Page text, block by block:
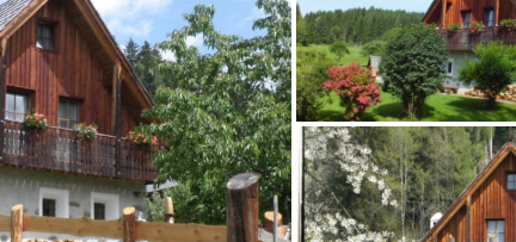
vom Hotelier, Oktober